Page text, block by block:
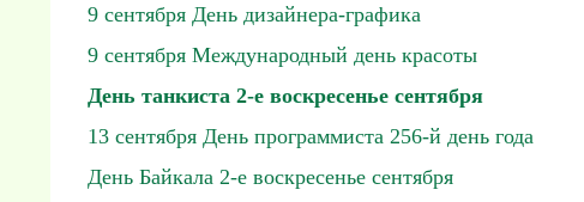
9 сентября День дизайнера-графика
9 сентября Международный день красоты
День танкиста 2-е воскресенье сентября
13 сентября День программиста 256-й день года
День Байкала 2-е воскресенье сентября